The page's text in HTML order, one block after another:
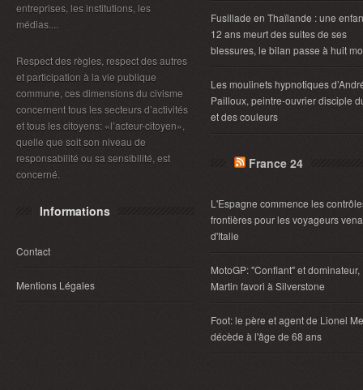
entreprises, les institutions, les
médias....
Respect des règles, respect des autres
et participation à la vie publique
commune, ces dimensions du civisme
concernent tous les secteurs d’activités
et tous les citoyens: «l’acteur-citoyen»,
quelle que soit son niveau de
responsabilité ou sa sensibilité, est
concerné.
Informations
Contact
Mentions Légales
Fusillade en Thaïlande : une
12 ans meurt des suites de ses
blessures, le bilan passe à huit
Les moulinets hypnotiques
Pailloux, peintre-ouvrier disciple
et des couleurs
France 24
L'Espagne commence les
frontières pour les voyageurs
d'Italie
MotoGP: "Confiant" et dominateur,
Martin favori à Silverstone
Foot: le père et agent de Lionel
décède à l'âge de 68 ans